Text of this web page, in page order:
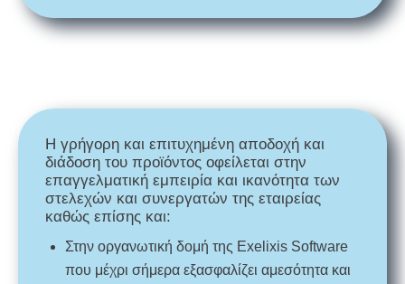
Η γρήγορη και επιτυχημένη αποδοχή και
διάδοση του προϊόντος οφείλεται στην
επαγγελματική εμπειρία και ικανότητα των
στελεχών και συνεργατών της εταιρείας
καθώς επίσης και:
Στην οργανωτική δομή της Exelixis Software
που μέχρι σήμερα εξασφαλίζει αμεσότητα και